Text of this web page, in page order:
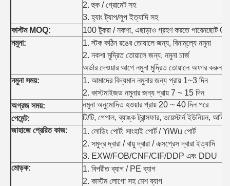
2. হুক / গ্রোমেট সহ
3. হ্যাং ট্যাপ/লুপ ইত্যাদি সহ
কাস্টম MOQ:
100 টুকরা / নকশা, এছাড়াও গ্রহণ করতে পারেনছোট
নমুনা:
1. স্টক কঠিন রঙের তোয়ালে জন্য, বিনামূল্যে নমুনা
2. নকশা মুদ্রিত তোয়ালে জন্য, নমুনা চার্জ
অর্ডার দেওয়ার আগে নমুনা মুদ্রিত তোয়ালে অফার করুন।
নমুনা সময়:
1. আমাদের বিদ্যমান নমুনার জন্য প্রায় 1~3 দিন
2. কাস্টমাইজড নমুনার জন্য প্রায় 7 ~ 15 দিন
অগ্রজ সময়:
নমুনা অনুমোদিত হওয়ার প্রায় 20 ~ 40 দিন পরে
পেমেন্ট:
টি/টি, পেপাল, ব্যাঙ্ক ট্রান্সফার, ওয়েস্টার্ন ইউনিয়ন,
জাহাজে প্রেরিত কাজ:
1. লোডিং পোর্ট: সাংহাই পোর্ট / YiWu পোর্ট
2. সমুদ্র দ্বারা / বায়ু দ্বারা / এক্সপ্রেস দ্বারা ইত্যাদি
3. EXW/FOB/CNF/CIF/DDP এবং DDU
মোড়ক:
1. বিপরীত ব্যাগ / PE ব্যাগ
2. কাস্টম লোগো সহ মেশ ব্যাগ